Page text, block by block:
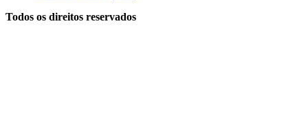
Todos os direitos reservados